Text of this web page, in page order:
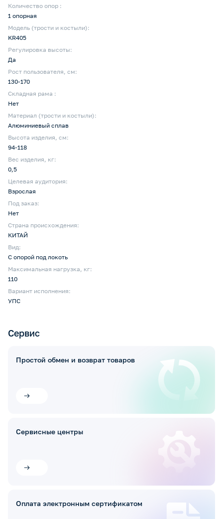
Количество опор :
1 опорная
Модель (трости и костыли):
KR405
Регулировка высоты:
Да
Рост пользователя, см:
130-170
Складная рама :
Нет
Материал (трости и костыли):
Алюминиевый сплав
Высота изделия, см:
94-118
Вес изделия, кг:
0,5
Целевая аудитория:
Взрослая
Под заказ:
Нет
Страна происхождения:
КИТАЙ
Вид:
С опорой под локоть
Максимальная нагрузка, кг:
110
Вариант исполнения:
УПС
Сервис
Простой обмен и возврат товаров
Сервисные центры
Оплата электронным сертификатом